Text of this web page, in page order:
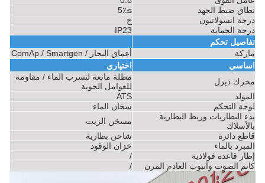
نطاق ضبط الجهد
≥5٪
درجة انسولاتيون
ح
درجة الحماية
IP23
تفاصيل تحكم
ماركة أعماق البحار / ComAp / Smartgen
اساسي اختياري
محرك ديزل
مظلة مانعة لتسرب الماء / مقاومة
للعوامل الجوية
المولد
ATS
لوحة التحكم
سخان الماء
بدء البطاريات وربط البطارية
بالأسلاك
مسخن الزيت
قاطع دائرة
شاحن بطارية
المبرد بالماء
خزان الوقود
إطار قاعدة فولاذية
/
كاتم الصوت وأنبوب العادم المرن
/